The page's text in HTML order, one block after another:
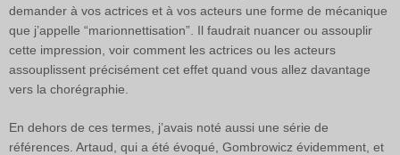
demander à vos actrices et à vos acteurs une forme de mécanique
que j’appelle “marionnettisation”. Il faudrait nuancer ou assouplir
cette impression, voir comment les actrices ou les acteurs
assouplissent précisément cet effet quand vous allez davantage
vers la chorégraphie.
En dehors de ces termes, j’avais noté aussi une série de
références. Artaud, qui a été évoqué, Gombrowicz évidemment, et